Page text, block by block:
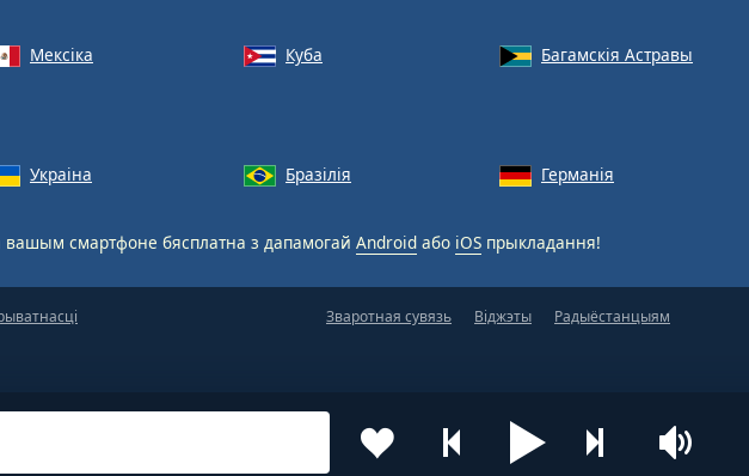
Мексіка Куба
Багамскія Астравы
Украіна Бразілія Германія
вашым смартфоне бясплатна з дапамогай Android або iOS прыкладання!
Зваротная сувязь Віджэты Радыёстанцыям